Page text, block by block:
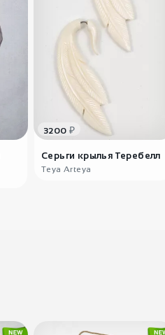
3200 ₽
Серьги крылья Теребелл
Teya Arteya